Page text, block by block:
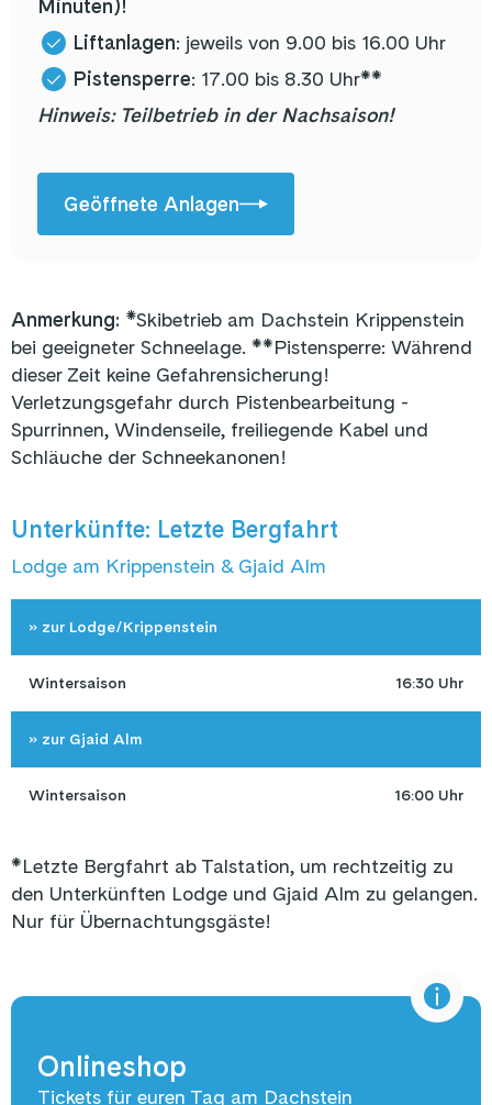
Minuten)!
Liftanlagen: jeweils von 9.00 bis 16.00 Uhr
Pistensperre: 17.00 bis 8.30 Uhr**
Hinweis: Teilbetrieb in der Nachsaison!
Geöffnete Anlagen
Anmerkung: *Skibetrieb am Dachstein Krippenstein
bei geeigneter Schneelage. **Pistensperre: Während
dieser Zeit keine Gefahrensicherung!
Verletzungsgefahr durch Pistenbearbeitung -
Spurrinnen, Windenseile, freiliegende Kabel und
Schläuche der Schneekanonen!
Unterkünfte: Letzte Bergfahrt
Lodge am Krippenstein & Gjaid Alm
» zur Lodge/Krippenstein
Wintersaison 16:30 Uhr
» zur Gjaid Alm
Wintersaison 16:00 Uhr
*Letzte Bergfahrt ab Talstation, um rechtzeitig zu
den Unterkünften Lodge und Gjaid Alm zu gelangen.
Nur für Übernachtungsgäste!
Onlineshop
Tickets für euren Tag am Dachstein